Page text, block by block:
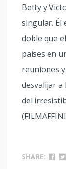
Betty y
singular. Él
doble que
países en
reuniones
desvalijar a
del
SHARE: